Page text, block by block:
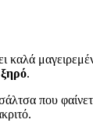
καλά
.
που